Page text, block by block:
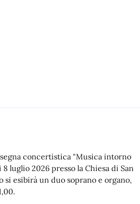
concertistica "Musica intorno
luglio 2026 presso la Chiesa di San
si esibirà un duo soprano e organo,